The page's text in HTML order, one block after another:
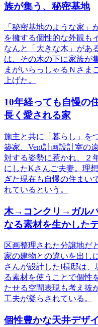
族が集う、秘密基地
「秘密基地のような家
を擁する個性的な外観も
なんと「大きな木」があ
は、その木の下に家族が
まがいらっしゃるＮさま
上げた。
10年経っても自慢の
長く愛される家
施主と共に「暮らし」を
築家、Vent計画設計室の
対する姿勢に惹かれ、２
にしたKさんご夫妻。理
ぎた現在も自慢の住まい
れているという。
木→コンクリ→ガル
なる素材を生かした
区画整理された分譲地だ
家の建物との違いを出し
さんが設計したI様邸は
る素材を使うことで個性
たせる空間表現も考え抜
工夫が凝らされている。
個性豊かな天井デザ